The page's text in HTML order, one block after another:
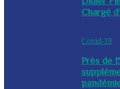
Chargé
Covid-19
Près de